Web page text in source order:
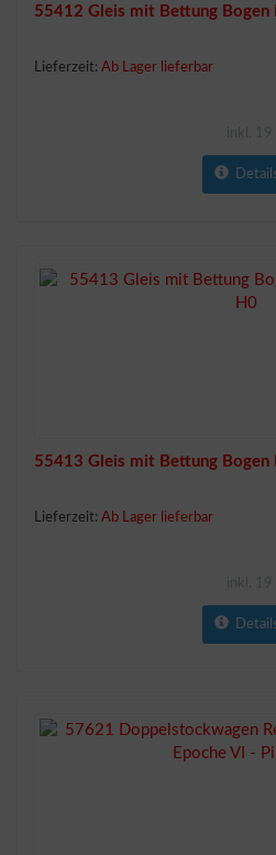
55412 Gleis mit Bettung Bogen
Lieferzeit: Ab Lager lieferbar
55413 Gleis mit Bettung Bogen
Lieferzeit: Ab Lager lieferbar